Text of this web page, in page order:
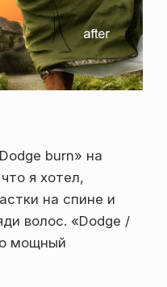
burn» на
я хотел,
на спине и
волос. «Dodge /
мощный